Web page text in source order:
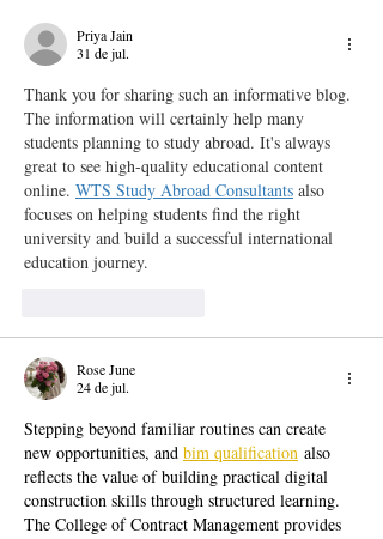
Priya Jain
31 de jul.
Thank you for sharing such an informative blog.
The information will certainly help many
students planning to study abroad. It's always
great to see high-quality educational content
online. WTS Study Abroad Consultants also
focuses on helping students find the right
university and build a successful international
education journey.
Rose June
24 de jul.
Stepping beyond familiar routines can create
new opportunities, and bim qualification also
reflects the value of building practical digital
construction skills through structured learning.
The College of Contract Management provides